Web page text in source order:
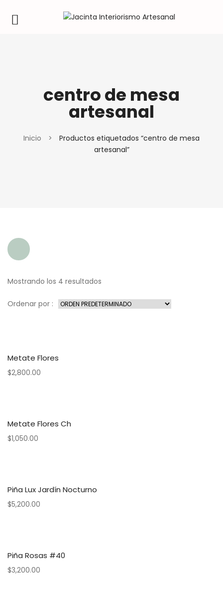
centro de mesa
artesanal
Inicio >
Productos etiquetados “centro de mesa
artesanal”
Mostrando los 4 resultados
Ordenar por :
Metate Flores
$2,800.00
Metate Flores Ch
$1,050.00
Piña Lux Jardín Nocturno
$5,200.00
Piña Rosas #40
$3,200.00